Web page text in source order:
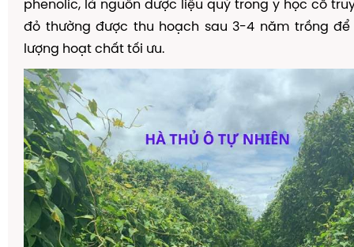
phenolic, là nguồn dược liệu quý trong y học cổ
đỏ thường được thu hoạch sau 3-4 năm trồng
lượng hoạt chất tối ưu.